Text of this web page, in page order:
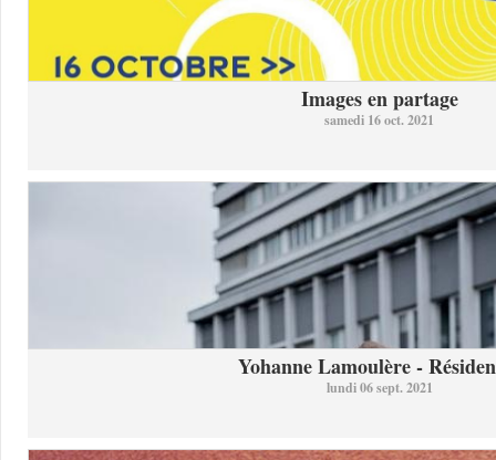
Images en partage
samedi 16 oct. 2021
Yohanne Lamoulère -
lundi 06 sept. 2021